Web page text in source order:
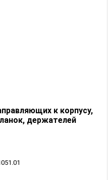
к корпусу,
держателей